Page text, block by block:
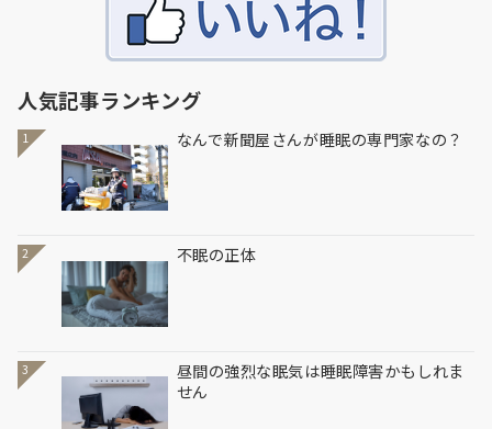
人気記事ランキング
1 なんで新聞屋さんが睡眠の専門家なの？
2 不眠の正体
3
昼間の強烈な眠気は睡眠障害かもしれま
せん